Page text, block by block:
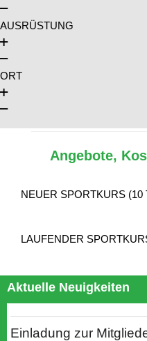
AUSRÜSTUNG
ORT
Angebote,
NEUER SPORTKURS (10
LAUFENDER
Aktuelle Neuigkeiten
Einladung zur